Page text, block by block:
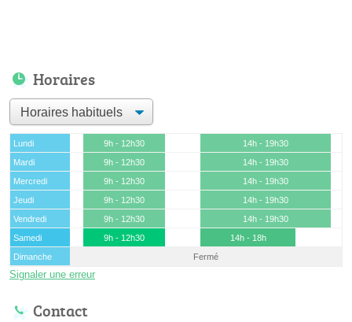
Horaires
Lundi 9h - 12h30
14h - 19h30
Mardi
9h - 12h30
14h - 19h30
Mercredi
9h - 12h30
14h - 19h30
Jeudi
9h - 12h30
14h - 19h30
Vendredi
9h - 12h30
14h - 19h30
Samedi
9h - 12h30
14h - 18h
Dimanche
Fermé
Signaler une erreur
Contact